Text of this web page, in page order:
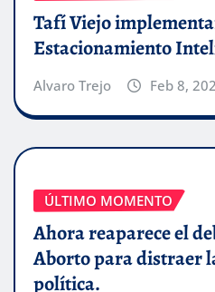
Tafí Viejo
Estacionamiento
Alvaro Trejo Feb 8,
ÚLTIMO MOMENTO
Ahora reaparece el
Aborto para distraer
política.